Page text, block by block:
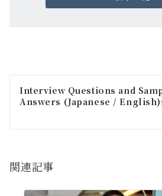
稿
ナ
ビ
ー
Interview Questions and
Answers (Japanese / English)
関連記事